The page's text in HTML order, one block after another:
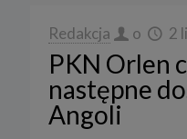
Redakcja o 2
PKN Orlen
następne
Angoli